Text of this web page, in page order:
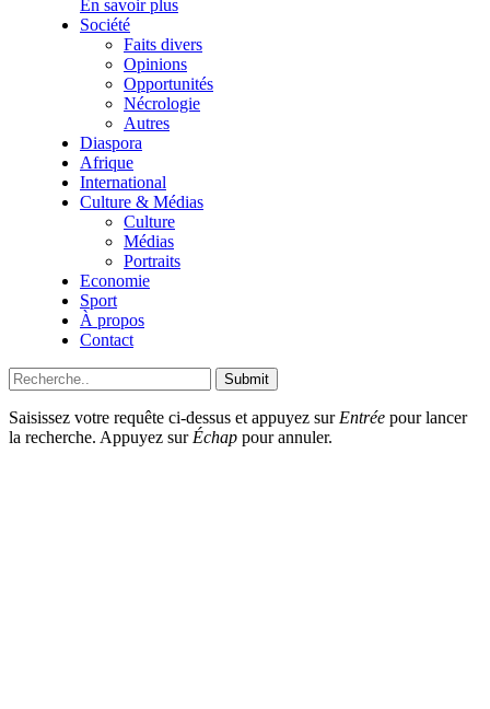
En savoir plus
Société
Faits divers
Opinions
Opportunités
Nécrologie
Autres
Diaspora
Afrique
International
Culture & Médias
Culture
Médias
Portraits
Economie
Sport
À propos
Contact
Submit
Saisissez votre requête ci-dessus et appuyez surEntrée pour lancer
la recherche. Appuyez surÉchap pour annuler.